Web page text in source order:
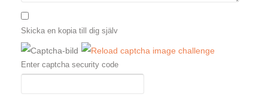
Skicka en kopia till dig själv
Enter captcha security code